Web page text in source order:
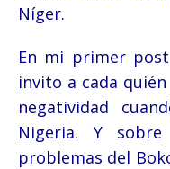
Níger.
En mi primer
invito a cada
negatividad
Nigeria. Y
problemas del